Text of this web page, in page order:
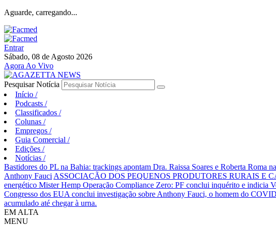
Aguarde, carregando...
Entrar
Sábado, 08 de Agosto 2026
Agora Ao Vivo
Pesquisar Notícia
Início /
Podcasts /
Classificados /
Colunas /
Empregos /
Guia Comercial /
Edições /
Notícias /
Bastidores do PL na Bahia: trackings apontam Dra. Raissa Soares e Roberta Roma
Anthony Fauci ASSOCIAÇÃO DOS PEQUENOS PRODUTORES RURAIS E
energético Mister Hemp Operação Compliance Zero: PF conclui inquérito e indicia
Congresso dos EUA conclui investigação sobre Anthony Fauci, o homem do COVID
acumulado até chegar à urna.
EM ALTA
MENU